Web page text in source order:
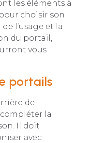
les éléments à
choisir son
l’usage et la
du portail,
vous
portails
de
la
Il doit
avec